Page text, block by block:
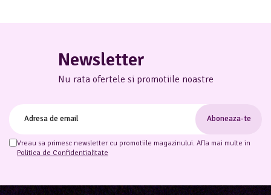
Newsletter
Nu rata ofertele si promotiile noastre
Vreau sa primesc newsletter cu promotiile magazinului. Afla mai multe in
Politica de Confidentialitate